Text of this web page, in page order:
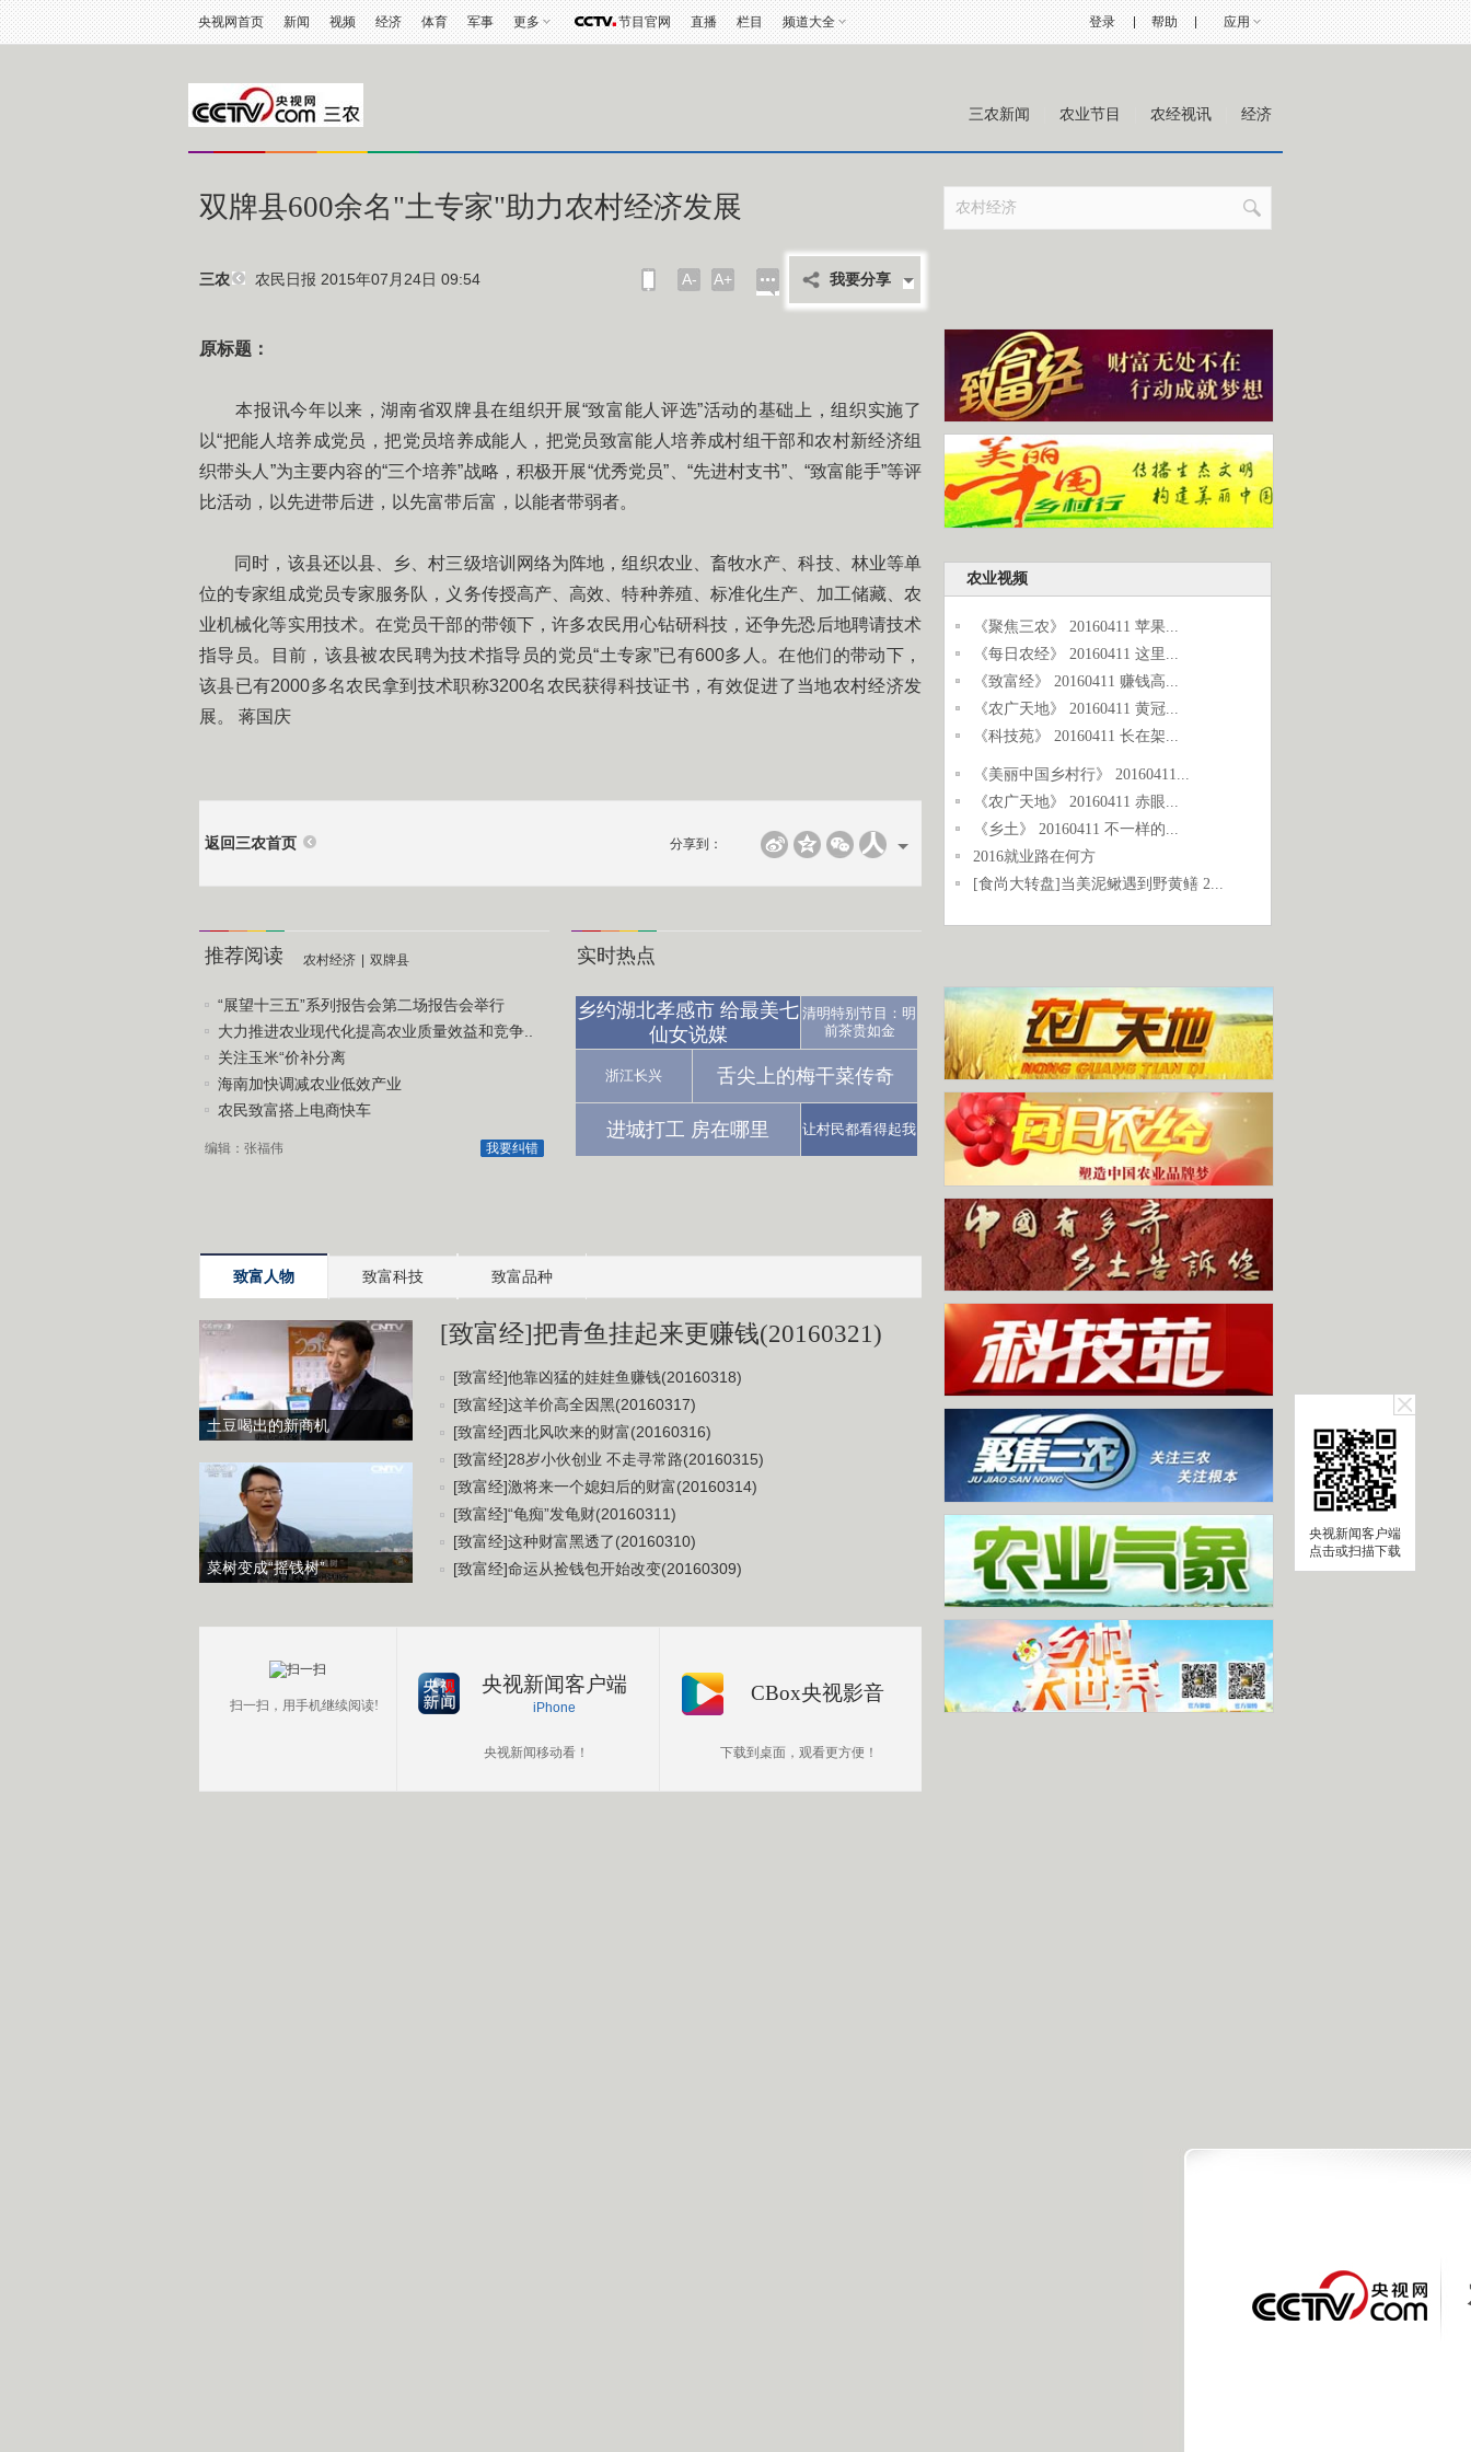
央视新闻客户端
点击或扫描下载
央视网首页 新闻 视频 经济 体育 军事 更多 节目官网 直播 栏目 频道大全 帮助 应用
登录
三农新闻 农业节目 农经视讯 经济
双牌县600余名"土专家"助力农村经济发展
三农 农民日报 2015年07月24日 09:54 A- A+ 我要分享
原标题：
本报讯今年以来，湖南省双牌县在组织开展“致富能人评选”活动的基础上，组织实施了
以“把能人培养成党员，把党员培养成能人，把党员致富能人培养成村组干部和农村新经济组
织带头人”为主要内容的“三个培养”战略，积极开展“优秀党员”、“先进村支书”、“致富能手”等评
比活动，以先进带后进，以先富带后富，以能者带弱者。
同时，该县还以县、乡、村三级培训网络为阵地，组织农业、畜牧水产、科技、林业等单
位的专家组成党员专家服务队，义务传授高产、高效、特种养殖、标准化生产、加工储藏、农
业机械化等实用技术。在党员干部的带领下，许多农民用心钻研科技，还争先恐后地聘请技术
指导员。目前，该县被农民聘为技术指导员的党员“土专家”已有600多人。在他们的带动下，
该县已有2000多名农民拿到技术职称3200名农民获得科技证书，有效促进了当地农村经济发
展。 蒋国庆
返回三农首页 分享到：
推荐阅读 农村经济 双牌县
“展望十三五”系列报告会第二场报告会举行
大力推进农业现代化提高农业质量效益和竞争..
关注玉米“价补分离
海南加快调减农业低效产业
农民致富搭上电商快车
我要纠错
编辑：张福伟
实时热点
乡约湖北孝感市 给最美七
仙女说媒
清明特别节目：明
前茶贵如金
浙江长兴 舌尖上的梅干菜传奇
进城打工 房在哪里 让村民都看得起我
致富人物 致富科技 致富品种
土豆喝出的新商机
菜树变成“摇钱树”
[致富经]把青鱼挂起来更赚钱(20160321)
[致富经]他靠凶猛的娃娃鱼赚钱(20160318)
[致富经]这羊价高全因黑(20160317)
[致富经]西北风吹来的财富(20160316)
[致富经]28岁小伙创业 不走寻常路(20160315)
[致富经]激将来一个媳妇后的财富(20160314)
[致富经]“龟痴”发龟财(20160311)
[致富经]这种财富黑透了(20160310)
[致富经]命运从捡钱包开始改变(20160309)
扫一扫，用手机继续阅读!
央视新闻客户端
iPhone
央视新闻移动看！
CBox央视影音
下载到桌面，观看更方便！
农业视频
《聚焦三农》 20160411 苹果...
《每日农经》 20160411 这里...
《致富经》 20160411 赚钱高...
《农广天地》 20160411 黄冠...
《科技苑》 20160411 长在架...
《美丽中国乡村行》 20160411...
《农广天地》 20160411 赤眼...
《乡土》 20160411 不一样的...
2016就业路在何方
[食尚大转盘]当美泥鳅遇到野黄鳝 2...